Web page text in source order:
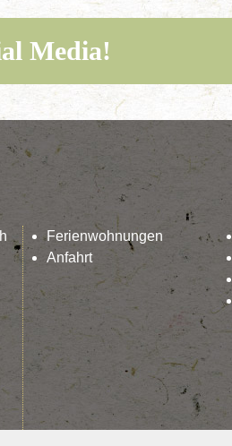
Media!
Ferienwohnungen
Anfahrt